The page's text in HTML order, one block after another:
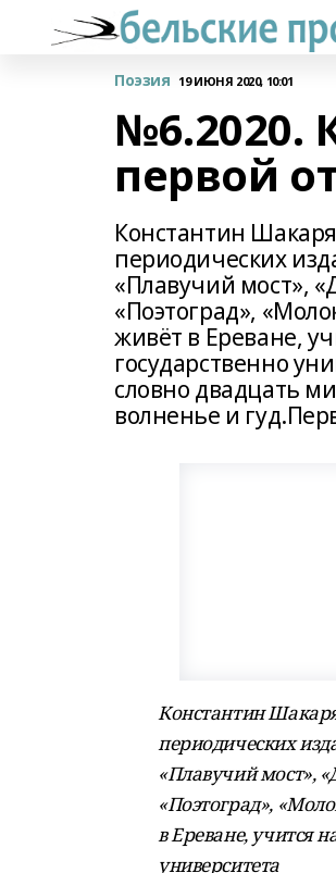
Поэзия 19 ИЮНЯ 2020, 10:01
№6.2020.
первой
Константин
периодических
«Плавучий мост»,
«Поэтоград»,
живёт в Ереване,
государственно
словно двадцать
волненье и
Константин
периодических
«Плавучий мост»,
«Поэтоград»,
в Ереване, учится
университета